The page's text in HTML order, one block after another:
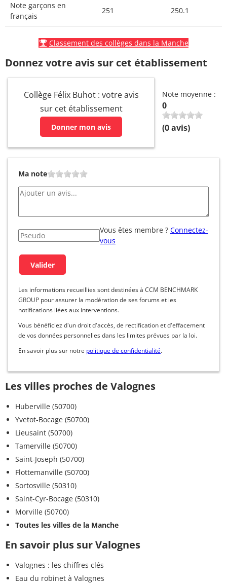
Note garçons en
français
251 250.1
Classement des collèges dans la Manche
Donnez votre avis sur cet établissement
Collège Félix Buhot : votre avis
sur cet établissement
Donner mon avis
Note moyenne :
0
(0avis)
Ma note
Vous êtes membre ? Connectez-
vous
Les informations recueillies sont destinées à CCM BENCHMARK
GROUP pour assurer la modération de ses forums et les
notifications liées aux interventions.
Vous bénéficiez d'un droit d'accès, de rectification et d'effacement
de vos données personnelles dans les limites prévues par la loi.
En savoir plus sur notre politique de confidentialité.
Les villes proches de Valognes
Huberville (50700)
Yvetot-Bocage (50700)
Lieusaint (50700)
Tamerville (50700)
Saint-Joseph (50700)
Flottemanville (50700)
Sortosville (50310)
Saint-Cyr-Bocage (50310)
Morville (50700)
Toutes les villes de la Manche
En savoir plus sur Valognes
Valognes : les chiffres clés
Eau du robinet à Valognes